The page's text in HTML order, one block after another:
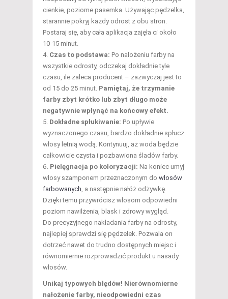
cienkie, poziome pasemka. Używając pędzelka,
starannie pokryj każdy odrost z obu stron.
Postaraj się, aby cała aplikacja zajęła ci około
10-15 minut.
Czas to podstawa: Po nałożeniu farby na
wszystkie odrosty, odczekaj dokładnie tyle
czasu, ile zaleca producent – zazwyczaj jest to
od 15 do 25 minut. Pamiętaj, że trzymanie
farby zbyt krótko lub zbyt długo może
negatywnie wpłynąć na końcowy efekt.
Dokładne spłukiwanie: Po upływie
wyznaczonego czasu, bardzo dokładnie spłucz
włosy letnią wodą. Kontynuuj, aż woda będzie
całkowicie czysta i pozbawiona śladów farby.
Pielęgnacja po koloryzacji: Na koniec umyj
włosy szamponem przeznaczonym do włosów
farbowanych, a następnie nałóż odżywkę.
Dzięki temu przywrócisz włosom odpowiedni
poziom nawilżenia, blask i zdrowy wygląd.
Do precyzyjnego nakładania farby na odrosty,
najlepiej sprawdzi się pędzelek. Pozwala on
dotrzeć nawet do trudno dostępnych miejsc i
równomiernie rozprowadzić produkt u nasady
włosów.
Unikaj typowych błędów! Nierównomierne
nałożenie farby, nieodpowiedni czas